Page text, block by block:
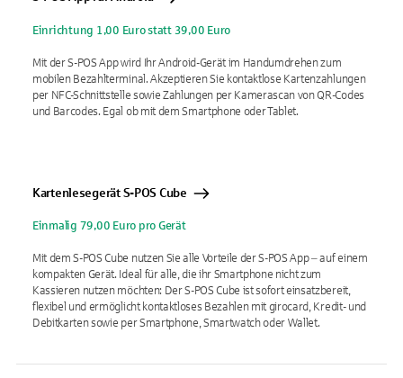
Einrichtung 1,00 Euro statt 39,00 Euro
Mit der S-POS App wird Ihr Android-Gerät im Handumdrehen zum
mobilen Bezahlterminal. Akzeptieren Sie kontaktlose Kartenzahlungen
per NFC-Schnittstelle sowie Zahlungen per Kamerascan von QR-Codes
und Barcodes. Egal ob mit dem Smartphone oder Tablet.
Kartenlesegerät S-POS Cube
Einmalig 79,00 Euro pro Gerät
Mit dem S-POS Cube nutzen Sie alle Vorteile der S-POS App ‒ auf einem
kompakten Gerät. Ideal für alle, die ihr Smartphone nicht zum
Kassieren nutzen möchten: Der S-POS Cube ist sofort einsatzbereit,
flexibel und ermöglicht kontaktloses Bezahlen mit girocard, Kredit- und
Debitkarten sowie per Smartphone, Smartwatch oder Wallet.